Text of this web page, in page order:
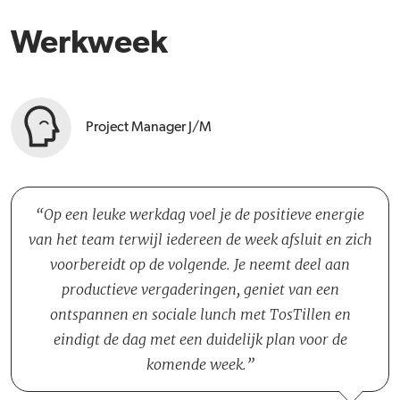
Werkweek
Project Manager J/M
Op een leuke werkdag voel je de positieve energie
van het team terwijl iedereen de week afsluit en zich
voorbereidt op de volgende. Je neemt deel aan
productieve vergaderingen, geniet van een
ontspannen en sociale lunch met TosTillen en
eindigt de dag met een duidelijk plan voor de
komende week.